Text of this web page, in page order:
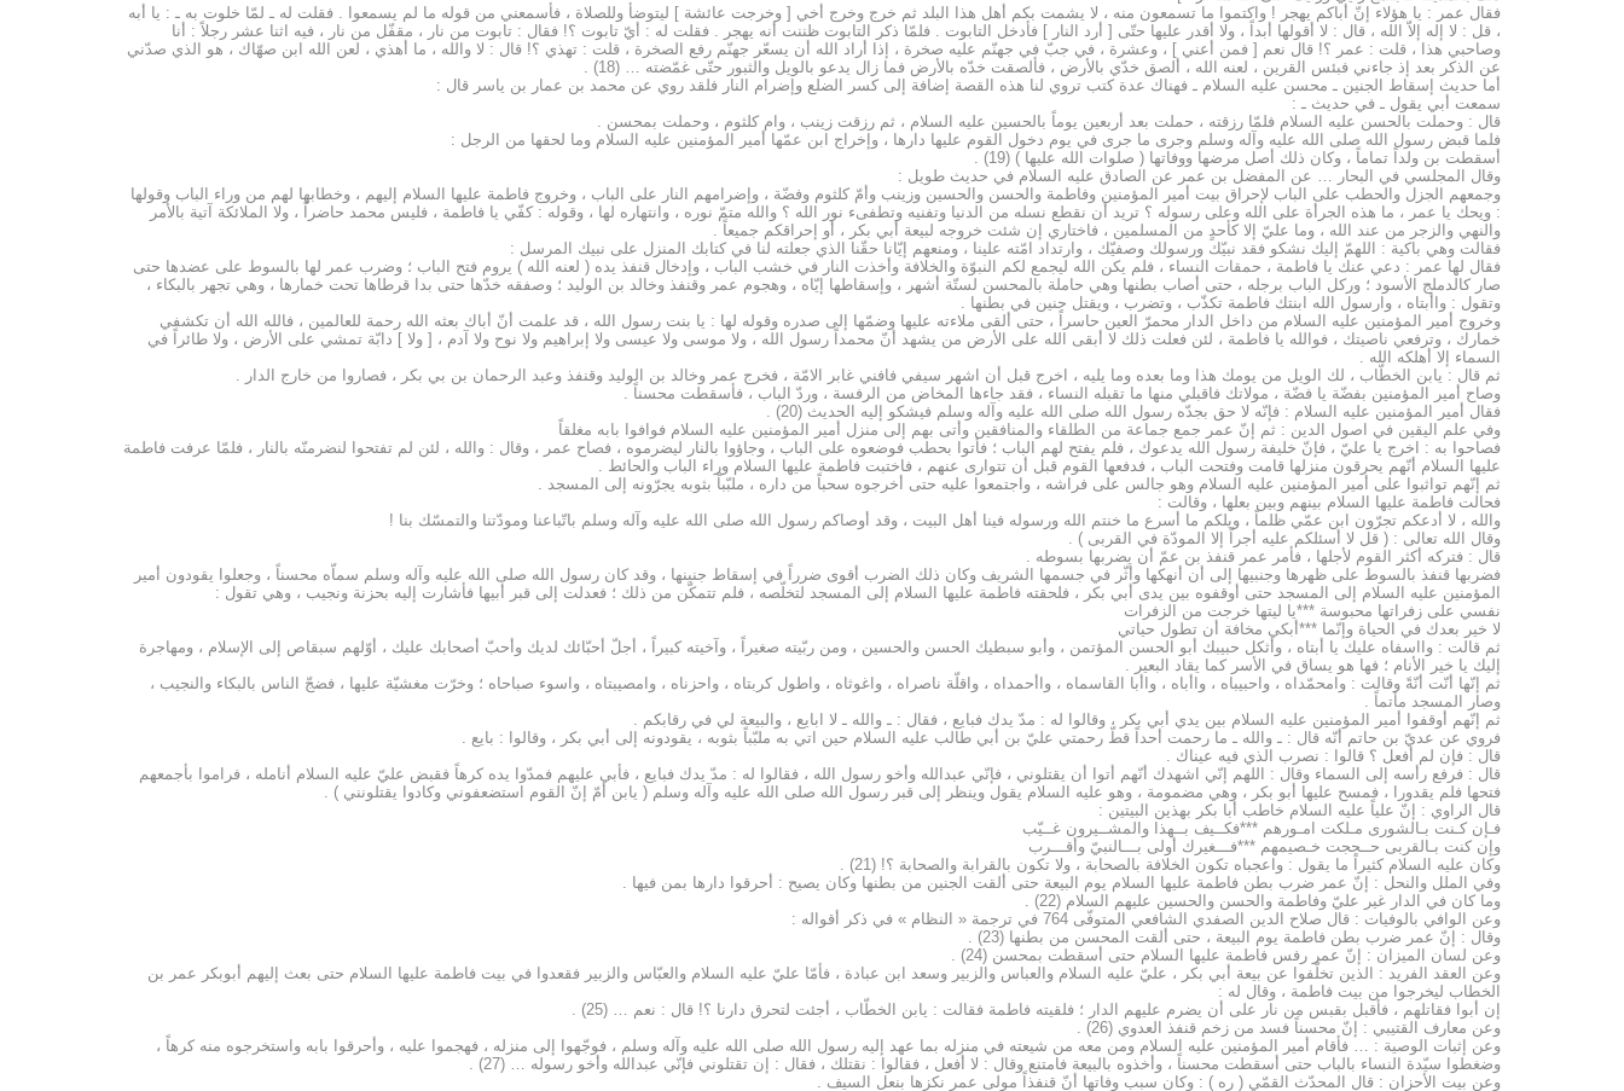
فقال عمر : يا هؤلاء إنّ أباكم يهجر ! واكتموا ما تسمعون منه ، لا يشمت بكم أهل هذا البلد ثم خرج وخرج أخي [ وخرجت عائشة ] ليتوضأ وللصلاة ، فأسمعني من قوله ما لم يسمعوا . فقلت له ـ لمّا خلوت به ـ : يا أبه
، قل : لا إله إلاّ الله ، قال : لا أقولها أبداً ، ولا أقدر عليها حتّى [ أرد النار ] فأدخل التابوت . فلمّا ذكر التابوت ظننت أنه يهجر . فقلت له : أيّ تابوت ؟! فقال : تابوت من نار ، مقفّل من نار ، فيه اثنا عشر رجلاً : أنا
وصاحبي هذا ، قلت : عمر ؟! قال نعم [ فمن أعني ] ، وعشرة ، في جبّ في جهنّم عليه صخرة ، إذا أراد الله أن يسعّر جهنّم رفع الصخرة ، قلت : تهذي ؟! قال : لا والله ، ما أهذي ، لعن الله ابن صهّاك ، هو الذي صدّني
عن الذكر بعد إذ جاءني فبئس القرين ، لعنه الله ، ألصق خدّي بالأرض ، فألصقت خدّه بالأرض فما زال يدعو بالويل والثبور حتّى غمّضته … (18) .
أما حديث إسقاط الجنين ـ محسن عليه السلام ـ فهناك عدة كتب تروي لنا هذه القصة إضافة إلى كسر الضلع وإضرام النار فلقد روي عن محمد بن عمار بن ياسر قال :
سمعت أبي يقول ـ في حديث ـ :
قال : وحملت بالحسن عليه السلام فلمّا رزقته ، حملت بعد أربعين يوماً بالحسين عليه السلام ، ثم رزقت زينب ، وام كلثوم ، وحملت بمحسن .
فلما قبض رسول الله صلى الله عليه وآله وسلم وجرى ما جرى في يوم دخول القوم عليها دارها ، وإخراج ابن عمّها أمير المؤمنين عليه السلام وما لحقها من الرجل :
أسقطت بن ولداً تماماً ، وكان ذلك أصل مرضها ووفاتها ( صلوات الله عليها ) (19) .
وقال المجلسي في البحار … عن المفضل بن عمر عن الصادق عليه السلام في حديث طويل :
وجمعهم الجزل والحطب على الباب لإحراق بيت أمير المؤمنين وفاطمة والحسن والحسين وزينب وأمّ كلثوم وفضّة ، وإضرامهم النار على الباب ، وخروج فاطمة عليها السلام إليهم ، وخطابها لهم من وراء الباب وقولها
: ويحك يا عمر ، ما هذه الجرأة على الله وعلى رسوله ؟ تريد أن نقطع نسله من الدنيا وتفنيه وتطفىء نور الله ؟ والله متمّ نوره ، وانتهاره لها ، وقوله : كفّي يا فاطمة ، فليس محمد حاضراً ، ولا الملائكة آتية بالأمر
والنهي والزجر من عند الله ، وما عليّ إلا كأحدٍ من المسلمين ، فاختاري إن شئت خروجه لبيعة أبي بكر ، أو إحراقكم جميعاً .
فقالت وهي باكية : اللهمّ إليك نشكو فقد نبيّك ورسولك وصفيّك ، وارتداد امّته علينا ، ومنعهم إيّانا حقّنا الذي جعلته لنا في كتابك المنزل على نبيك المرسل :
فقال لها عمر : دعي عنك يا فاطمة ، حمقات النساء ، فلم يكن الله ليجمع لكم النبوّة والخلافة وأخذت النار في خشب الباب ، وإدخال قنفذ يده ( لعنه الله ) يروم فتح الباب ؛ وضرب عمر لها بالسوط على عضدها حتى
صار كالدملج الأسود ؛ وركل الباب برجله ، حتى أصاب بطنها وهي حاملة بالمحسن لستّة أشهر ، وإسقاطها إيّاه ، وهجوم عمر وقنفذ وخالد بن الوليد ؛ وصفقه خدّها حتى بدا قرطاها تحت خمارها ، وهي تجهر بالبكاء ،
وتقول : واأبتاه ، وارسول الله ابنتك فاطمة تكذّب ، وتضرب ، ويقتل جنين في بطنها .
وخروج أمير المؤمنين عليه السلام من داخل الدار محمرّ العين حاسراً ، حتى ألقى ملاءته عليها وضمّها إلى صدره وقوله لها : يا بنت رسول الله ، قد علمت أنّ أباك بعثه الله رحمة للعالمين ، فالله الله أن تكشفي
خمارك ، وترفعي ناصيتك ، فوالله يا فاطمة ، لئن فعلت ذلك لا أبقى الله على الأرض من يشهد أنّ محمداً رسول الله ، ولا موسى ولا عيسى ولا إبراهيم ولا نوح ولا آدم ، [ ولا ] دابّة تمشي على الأرض ، ولا طائراً في
السماء إلا أهلكه الله .
ثم قال : يابن الخطّاب ، لك الويل من يومك هذا وما بعده وما يليه ، اخرج قبل أن اشهر سيفي فافني غابر الامّة ، فخرج عمر وخالد بن الوليد وقنفذ وعبد الرحمان بن بي بكر ، فصاروا من خارج الدار .
وصاح أمير المؤمنين بفضّة يا فضّة ، مولاتك فاقبلي منها ما تقبله النساء ، فقد جاءها المخاض من الرفسة ، وردّ الباب ، فأسقطت محسناً .
فقال أمير المؤمنين عليه السلام : فإنّه لا حق بجدّه رسول الله صلى الله عليه وآله وسلم فيشكو إليه الحديث (20) .
وفي علم اليقين في اصول الدين : ثم إنّ عمر جمع جماعة من الطلقاء والمنافقين وأتى بهم إلى منزل أمير المؤمنين عليه السلام فوافوا بابه مغلقاً
فصاحوا به : اخرج يا عليّ ، فإنّ خليفة رسول الله يدعوك ، فلم يفتح لهم الباب ؛ فأتوا بحطب فوضعوه على الباب ، وجاؤوا بالنار ليضرموه ، فصاح عمر ، وقال : والله ، لئن لم تفتحوا لنضرمنّه بالنار ، فلمّا عرفت فاطمة
عليها السلام أنّهم يحرقون منزلها قامت وفتحت الباب ، فدفعها القوم قبل أن تتوارى عنهم ، فاختبت فاطمة عليها السلام وراء الباب والحائط .
ثم إنّهم تواثبوا على أمير المؤمنين عليه السلام وهو جالس على فراشه ، واجتمعوا عليه حتى أخرجوه سحباً من داره ، ملبّباً بثوبه يجرّونه إلى المسجد .
فحالت فاطمة عليها السلام بينهم وبين بعلها ، وقالت :
والله ، لا أدعكم تجرّون ابن عمّي ظلماً ، ويلكم ما أسرع ما خنتم الله ورسوله فينا أهل البيت ، وقد أوصاكم رسول الله صلى الله عليه وآله وسلم باتّباعنا ومودّتنا والتمسّك بنا !
وقال الله تعالى : ( قل لا أسئلكم عليه أجراً إلا المودّة في القربى ) .
قال : فتركه أكثر القوم لأجلها ، فأمر عمر قنفذ بن عمّ أن يضربها بسوطه .
فضربها قنفذ بالسوط على ظهرها وجنبيها إلى أن أنهكها وأثّر في جسمها الشريف وكان ذلك الضرب أقوى ضرراً في إسقاط جنينها ، وقد كان رسول الله صلى الله عليه وآله وسلم سماّه محسناً ، وجعلوا يقودون أمير
المؤمنين عليه السلام إلى المسجد حتى أوقفوه بين يدى أبي بكر ، فلحقته فاطمة عليها السلام إلى المسجد لتخلّصه ، فلم تتمكّن من ذلك ؛ فعدلت إلى قبر أبيها فأشارت إليه بحزنة ونجيب ، وهي تقول :
نفسي على زفراتها محبوسة ***يا ليتها خرجت من الزفرات
لا خير بعدك في الحياة وإنّما ***أبكي مخافة أن تطول حياتي
ثم قالت : وااسفاه عليك يا أبتاه ، وأثكل حبيبك أبو الحسن المؤتمن ، وأبو سبطيك الحسن والحسين ، ومن ربّيته صغيراً ، وآخيته كبيراً ، أجلّ أحبّائك لديك وأحبّ أصحابك عليك ، أوّلهم سبقاص إلى الإسلام ، ومهاجرة
إليك يا خير الأنام ؛ فها هو يساق في الأسر كما يقاد البعير .
ثم إنّها أنّت أنّةً وقالت : وامحمّداه ، واحبيباه ، واأباه ، واأبا القاسماه ، واأحمداه ، واقلّة ناصراه ، واغوثاه ، واطول كربتاه ، واحزناه ، وامصيبتاه ، واسوء صباحاه ؛ وخرّت مغشيّة عليها ، فضجّ الناس بالبكاء والنجيب ،
وصار المسجد مأتماً .
ثم إنّهم أوقفوا أمير المؤمنين عليه السلام بين يدي أبي بكر ، وقالوا له : مدّ يدك فبايع ، فقال : ـ والله ـ لا ابايع ، والبيعة لي في رقابكم .
فروي عن عديّ بن حاتم أنّه قال : ـ والله ـ ما رحمت أحداً قطّ رحمتي عليّ بن أبي طالب عليه السلام حين اتي به ملبّباً بثوبه ، يقودونه إلى أبي بكر ، وقالوا : بايع .
قال : فإن لم أفعل ؟ قالوا : نصرب الذي فيه عيناك .
قال : فرفع رأسه إلى السماء وقال : اللهم إنّي اشهدك أنّهم أتوا أن يقتلوني ، فإنّي عبدالله وأخو رسول الله ، فقالوا له : مدّ يدك فبايع ، فأبي عليهم فمدّوا يده كرهاً فقبض عليّ عليه السلام أنامله ، فراموا بأجمعهم
فتحها فلم يقدورا ، فمسح عليها أبو بكر ، وهي مضمومة ، وهو عليه السلام يقول وينظر إلى قبر رسول الله صلى الله عليه وآله وسلم ( يابن أمّ إنّ القوم استضعفوني وكادوا يقتلونني ) .
قال الراوي : إنّ علياً عليه السلام خاطب أبا بكر بهذين البيتين :
فـإن كـنت بـالشورى مـلكت امـورهم ***فكــيف بــهذا والمشــيرون غــيّب
وإن كنت بـالقربى حــججت خـصيمهم ***فـــغيرك أولى بـــالنبيّ وأقـــرب
وكان عليه السلام كثيراً ما يقول : واعجباه تكون الخلافة بالصحابة ، ولا تكون بالقرابة والصحابة ؟! (21) .
وفي الملل والنحل : إنّ عمر ضرب بطن فاطمة عليها السلام يوم البيعة حتى ألقت الجنين من بطنها وكان يصيح : أحرقوا دارها بمن فيها .
وما كان في الدار غير عليّ وفاطمة والحسن والحسين عليهم السلام (22) .
وعن الوافي بالوفيات : قال صلاح الدين الصفدي الشافعي المتوفّى 764 في ترجمة « النظام » في ذكر أقواله :
وقال : إنّ عمر ضرب بطن فاطمة يوم البيعة ، حتى ألقت المحسن من بطنها (23) .
وعن لسان الميزان : إنّ عمر رفس فاطمة عليها السلام حتى أسقطت بمحسن (24) .
وعن العقد الفريد : الذين تخلّفوا عن بيعة أبي بكر ، عليّ عليه السلام والعباس والزبير وسعد ابن عبادة ، فأمّا عليّ عليه السلام والعبّاس والزبير فقعدوا في بيت فاطمة عليها السلام حتى بعث إليهم أبوبكر عمر بن
الخطاب ليخرجوا من بيت فاطمة ، وقال له :
إن أبوا فقاتلهم ، فأقبل بقبس من نار على أن يضرم عليهم الدار ؛ فلقيته فاطمة فقالت : يابن الخطّاب ، أجئت لتحرق دارنا ؟! قال : نعم … (25) .
وعن معارف القتيبي : إنّ محسناً فسد من زخم قنفذ العدوي (26) .
وعن إثبات الوصية : … فأقام أمير المؤمنين عليه السلام ومن معه من شيعته في منزله بما عهد إليه رسول الله صلى الله عليه وآله وسلم ، فوجّهوا إلى منزله ، فهجموا عليه ، وأحرقوا بابه واستخرجوه منه كرهاً ،
وضغطوا سيّدة النساء بالباب حتى أسقطت محسناً ، وأخذوه بالبيعة فامتنع وقال : لا أفعل ، فقالوا : نقتلك ، فقال : إن تقتلوني فإنّي عبدالله وأخو رسوله … (27) .
وعن بيت الأحزان : قال المحدّث القمّي ( ره ) : وكان سبب وفاتها أنّ قنفذاً مولى عمر نكزها بنعل السيف .